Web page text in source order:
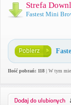
Strefa
Fastest Mini
Ilość pobrań: 118 | W tym